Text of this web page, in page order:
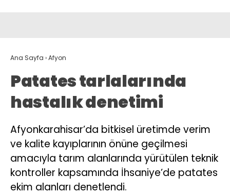
Ana Sayfa ›Afyon
Patates tarlalarında
hastalık denetimi
Afyonkarahisar’da bitkisel üretimde verim
ve kalite kayıplarının önüne geçilmesi
amacıyla tarım alanlarında yürütülen teknik
kontroller kapsamında İhsaniye’de patates
ekim alanları denetlendi.